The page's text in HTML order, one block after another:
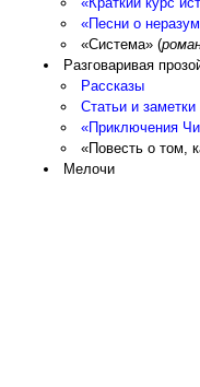
«Песни о
«Система» (
Разговаривая
Рассказы
Статьи и заметки
«Приключения
«Повесть о том,
Мелочи